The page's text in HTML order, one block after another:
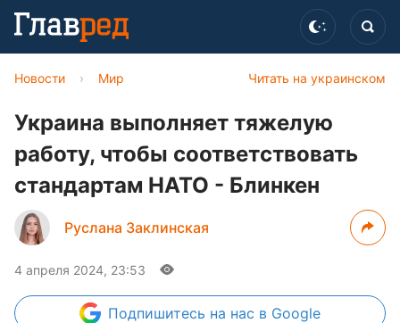
Читать на украинском
Новости › Мир
Украина выполняет тяжелую
работу, чтобы соответствовать
стандартам НАТО - Блинкен
Руслана Заклинская
4 апреля 2024, 23:53
Подпишитесь на нас в Google